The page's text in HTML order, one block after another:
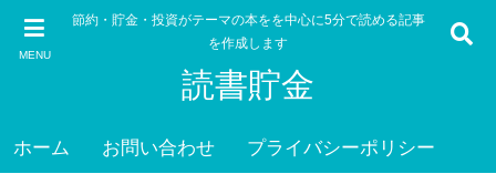
MENU
節約・貯金・投資がテーマの本をを中心に5分で読める記事
を作成します
読書貯金
ホーム お問い合わせ プライバシーポリシー